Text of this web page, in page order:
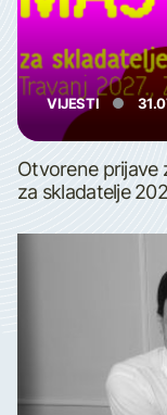
VIJESTI
Otvorene prijave
za skladatelje